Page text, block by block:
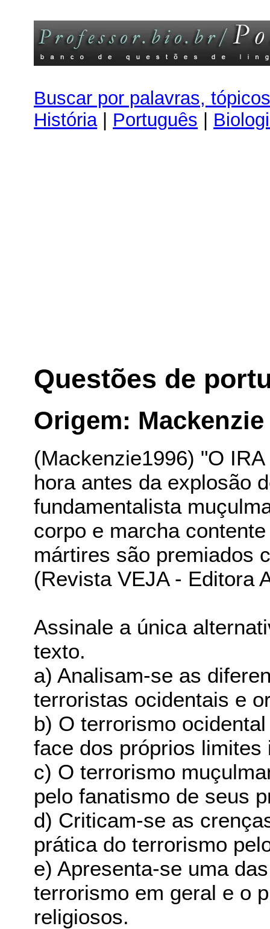
Buscar por palavras,
História| Português |
Questões de
Origem: Mackenzie
(Mackenzie1996) "O
hora antes da explosão
fundamentalista
corpo e marcha
mártires são premiados
(Revista VEJA - Editora
Assinale a única
texto.
a) Analisam-se as
terroristas ocidentais e
b) O terrorismo
face dos próprios
c) O terrorismo
pelo fanatismo de seus
d) Criticam-se as
prática do terrorismo
e) Apresenta-se uma
terrorismo em geral e o
religiosos.